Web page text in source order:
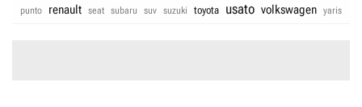
punto
renault seat subaru suv suzuki toyota usato volkswagen yaris